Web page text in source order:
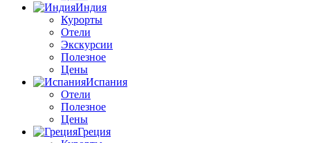
Индия
Курорты
Отели
Экскурсии
Полезное
Цены
Испания
Отели
Полезное
Цены
Греция